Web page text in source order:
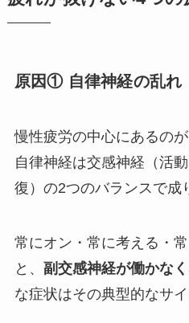
原因① 自律神経の乱れ
慢性疲労の中心にあるの
自律神経は交感神経（活
復）の2つのバランスで成
常にオン・常に考える・
と、 副交感神経が働かなく
な症状はその典型的なサイ